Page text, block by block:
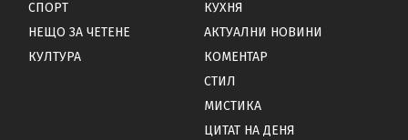
СПОРТ
НЕЩО ЗА ЧЕТЕНЕ
КУЛТУРА
КУХНЯ
АКТУАЛНИ НОВИНИ
КОМЕНТАР
СТИЛ
МИСТИКА
ЦИТАТ НА ДЕНЯ